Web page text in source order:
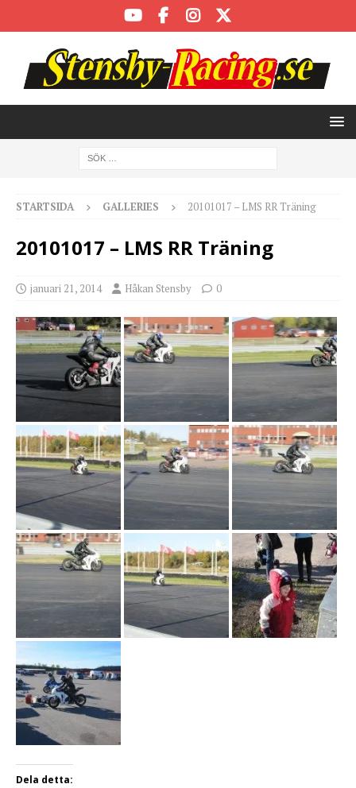
STARTSIDA GALLERIES 20101017 – LMS RR Träning
20101017 – LMS RR Träning
januari 21, 2014 Håkan Stensby 0
Dela detta: